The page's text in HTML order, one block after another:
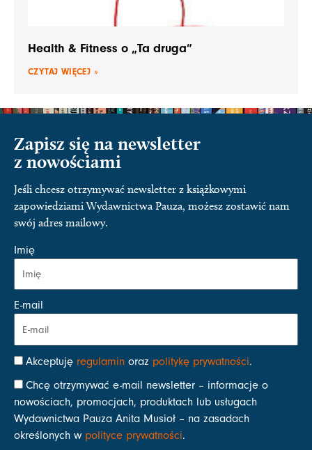
Health & Fitness o „Ta druga”
CZYTAJ WIĘCEJ »
Zapisz się na newsletter
z nowościami
Jeśli chcesz otrzymywać newsletter z książkowymi
zapowiedziami Wydawnictwa Pauza, możesz zostawić nam
swój adres mailowy.
Imię
E-mail
Akceptuję regulamin oraz politykę prywatności.
Chcę otrzymywać e-mail newsletter – informacje o
nowościach, promocjach, produktach lub usługach
Wydawnictwa Pauza Anita Musioł – na zasadach
określonych w polityce prywatności.